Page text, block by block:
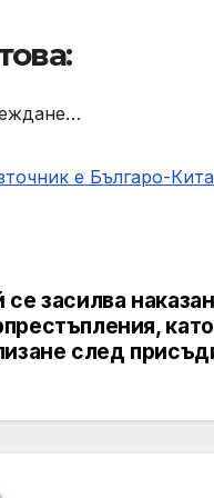
е Българо-
се засилва
след